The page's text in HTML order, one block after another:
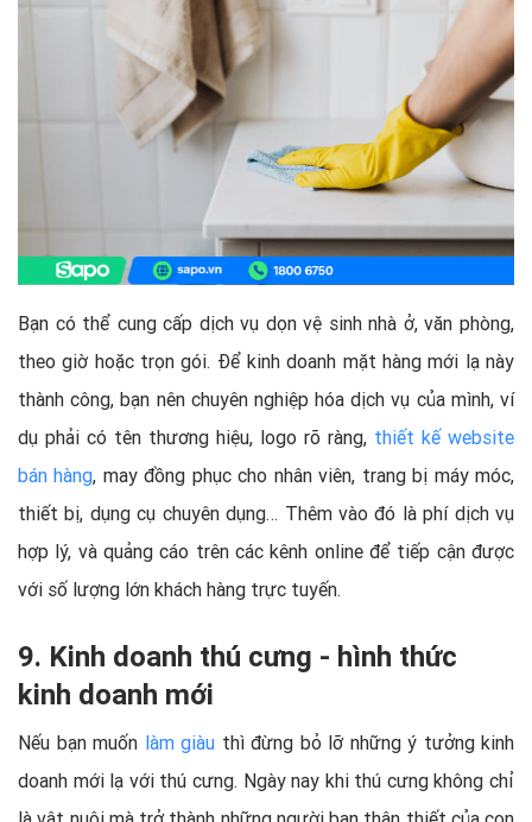
Bạn có thể cung cấp dịch vụ dọn vệ sinh nhà ở, văn phòng,
theo giờ hoặc trọn gói. Để kinh doanh mặt hàng mới lạ này
thành công, bạn nên chuyên nghiệp hóa dịch vụ của mình, ví
dụ phải có tên thương hiệu, logo rõ ràng, thiết kế website
bán hàng, may đồng phục cho nhân viên, trang bị máy móc,
thiết bị, dụng cụ chuyên dụng… Thêm vào đó là phí dịch vụ
hợp lý, và quảng cáo trên các kênh online để tiếp cận được
với số lượng lớn khách hàng trực tuyến.
9. Kinh doanh thú cưng - hình thức
kinh doanh mới
Nếu bạn muốn làm giàu thì đừng bỏ lỡ những ý tưởng kinh
doanh mới lạ với thú cưng. Ngày nay khi thú cưng không chỉ